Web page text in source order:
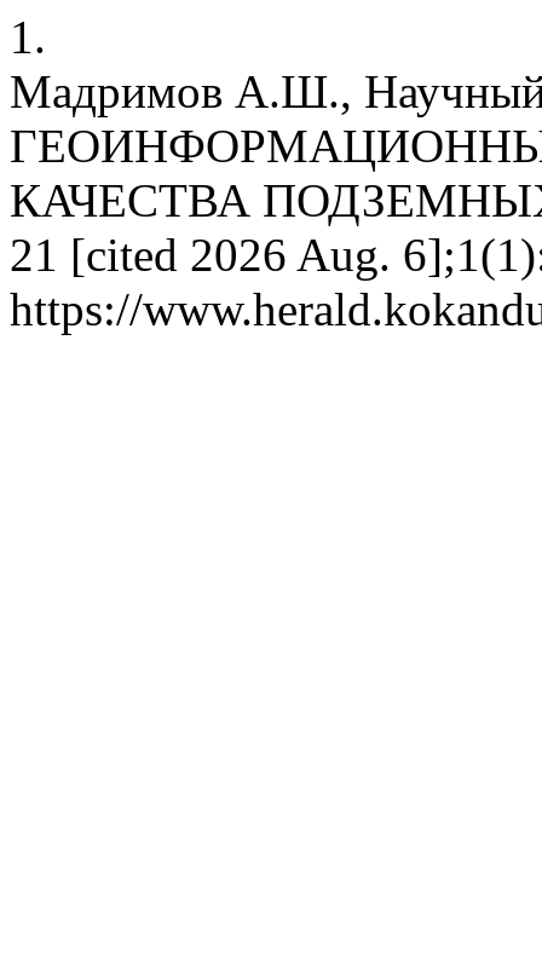
1.
Мадримов А.Ш., Научный
КАЧЕСТВА ПОДЗЕМНЫХ
21 [cited 2026 Aug.
https://